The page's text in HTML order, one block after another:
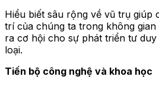
Hiểu biết sâu rộng về vũ trụ giúp
trí của chúng ta trong không
ra cơ hội cho sự phát triển tư
loại.
Tiến bộ công nghệ và khoa học